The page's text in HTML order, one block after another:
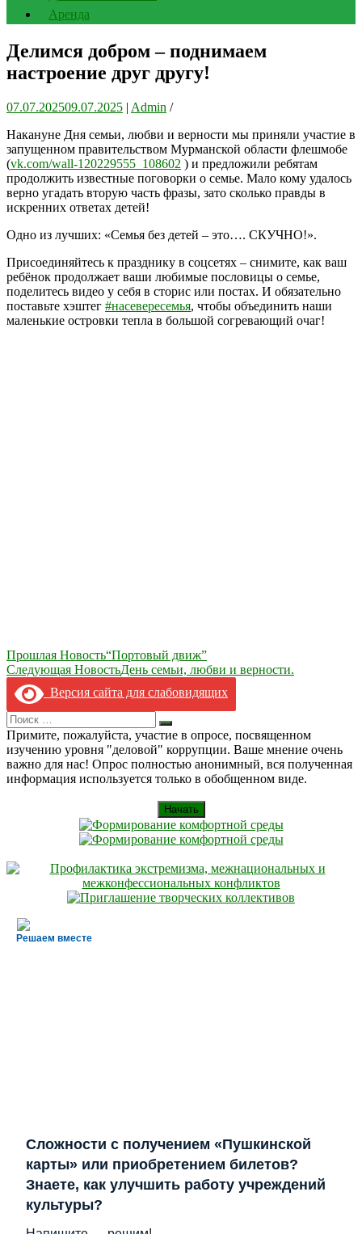
Аренда
Делимся добром – поднимаем
настроение друг другу!
07.07.202509.07.2025 | Admin /
Накануне Дня семьи, любви и верности мы приняли участие в
запущенном правительством Мурманской области флешмобе
(vk.com/wall-120229555_108602 ) и предложили ребятам
продолжить известные поговорки о семье. Мало кому удалось
верно угадать вторую часть фразы, зато сколько правды в
искренних ответах детей!
Одно из лучших: «Семья без детей – это…. СКУЧНО!».
Присоединяйтесь к празднику в соцсетях – снимите, как ваш
ребёнок продолжает ваши любимые пословицы о семье,
поделитесь видео у себя в сторис или постах. И обязательно
поставьте хэштег #насевересемья, чтобы объединить наши
маленькие островки тепла в большой согревающий очаг!
Навигация
по
записям
Прошлая Новость“Портовый движ”
Следующая НовостьДень семьи, любви и верности.
Версия сайта для слабовидящих
Search
for:
Искать
Примите, пожалуйста, участие в опросе, посвященном
изучению уровня "деловой" коррупции. Ваше мнение очень
важно для нас! Опрос полностью анонимный, вся полученная
информация используется только в обобщенном виде.
Начать
Решаем вместе
Сложности с получением «Пушкинской
карты» или приобретением билетов?
Знаете, как улучшить работу учреждений
культуры?